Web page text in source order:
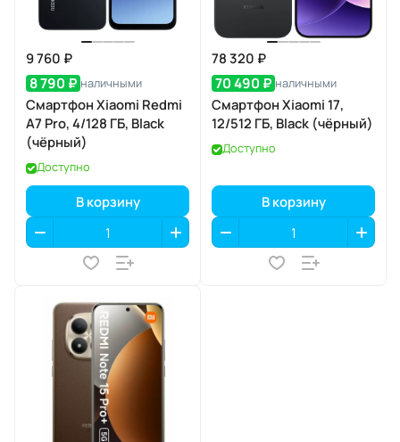
9 760 ₽
8 790 ₽ наличными
Смартфон Xiaomi Redmi
A7 Pro, 4/128 ГБ, Black
(чёрный)
Доступно
В корзину
78 320 ₽
70 490 ₽ наличными
Смартфон Xiaomi 17,
12/512 ГБ, Black (чёрный)
Доступно
В корзину